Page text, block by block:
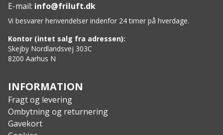
Bladlængde: 12,3 cm
Bladtype: Drop Point delvist savtakket
Materiale (blad): 420HC Rustfri stål
Materiale (skaft): Glasforstærket nylon med TPV
behandling
brandhæmmende behandling
Vægt: 330 g
Vægt med skede: 680 g
E-mail: info@friluft.dk
Vi besvarer henvendelser indenfor 24 timer på hverdage.
Kontor (intet salg fra adressen):
Skejby Nordlandsvej 303C
8200 Aarhus N
INFORMATION
Fragt og levering
Ombytning og returnering
Gavekort